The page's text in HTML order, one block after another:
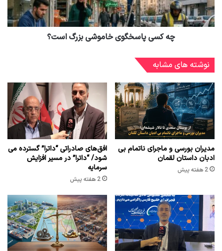
چه کسی پاسخگوی خاموشی بزرگ است؟
نوشته های مشابه
مدیران بورسی و ماجرای ناتمام بی
ادبان داستان لقمان
2 هفته پیش
افق‌های صادراتی “داترا” گسترده می
شود/ “داترا” در مسیر افزایش
سرمایه
2 هفته پیش